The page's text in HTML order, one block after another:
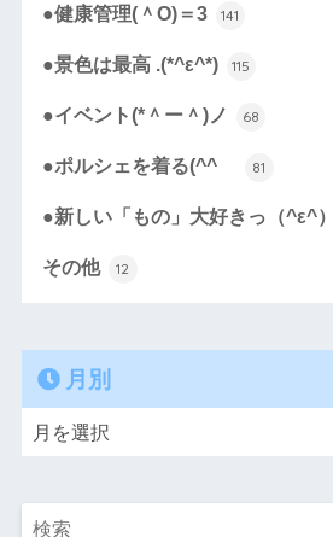
●健康管理(＾O)＝3 141
●景色は最高 .(*^ε^*) 115
●イベント(*＾ー＾)ノ 68
●ポルシェを着る(^^ゞ 81
●新しい「もの」大好きっ（^ε^）
その他 12
月別